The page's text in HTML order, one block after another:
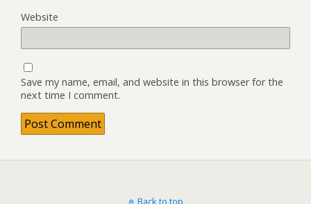
Website
Save my name, email, and website in this browser for the
next time I comment.
Back to top